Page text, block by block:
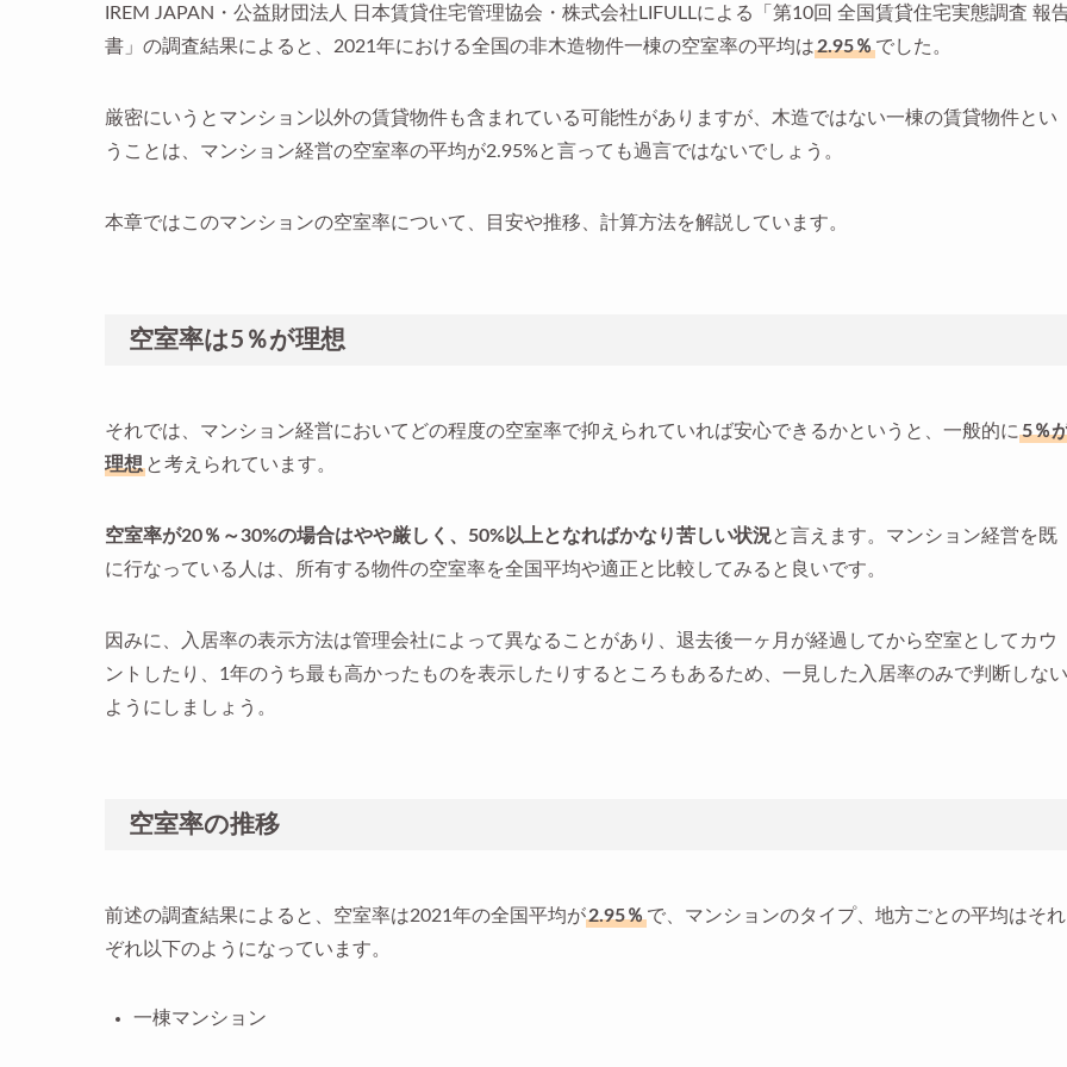
IREM JAPAN・公益財団法人 日本賃貸住宅管理協会・株式会社LIFULLによる「第10回 全国賃貸住宅実態調査 報
書」の調査結果によると、2021年における全国の非木造物件一棟の空室率の平均は2.95％でした。
厳密にいうとマンション以外の賃貸物件も含まれている可能性がありますが、木造ではない一棟の賃貸物件とい
うことは、マンション経営の空室率の平均が2.95%と言っても過言ではないでしょう。
本章ではこのマンションの空室率について、目安や推移、計算方法を解説しています。
空室率は5％が理想
それでは、マンション経営においてどの程度の空室率で抑えられていれば安心できるかというと、一般的に 5％
理想 と考えられています。
空室率が20％～30%の場合はやや厳しく、50%以上となればかなり苦しい状況と言えます。マンション経営を既
に行なっている人は、所有する物件の空室率を全国平均や適正と比較してみると良いです。
因みに、入居率の表示方法は管理会社によって異なることがあり、退去後一ヶ月が経過してから空室としてカウ
ントしたり、1年のうち最も高かったものを表示したりするところもあるため、一見した入居率のみで判断しない
ようにしましょう。
空室率の推移
前述の調査結果によると、空室率は2021年の全国平均が2.95％で、マンションのタイプ、地方ごとの平均はそれ
ぞれ以下のようになっています。
一棟マンション